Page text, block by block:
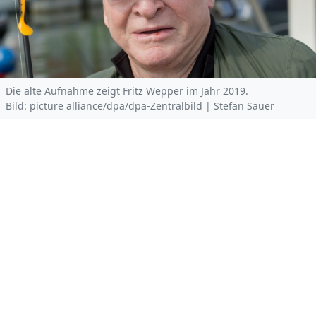
Die alte Aufnahme zeigt Fritz Wepper im Jahr 2019.
Bild: picture alliance/dpa/dpa-Zentralbild | Stefan Sauer